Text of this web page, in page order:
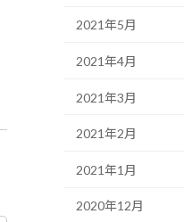
2021年5月
2021年4月
2021年3月
2021年2月
2021年1月
2020年12月